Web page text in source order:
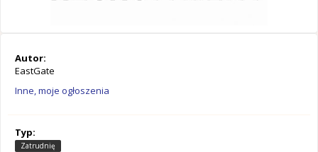
Autor:
EastGate
Inne, moje ogłoszenia
Typ:
Zatrudnię